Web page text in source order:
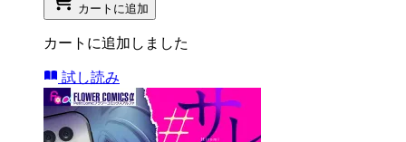
カートに追加
カートに追加しました
試し読み